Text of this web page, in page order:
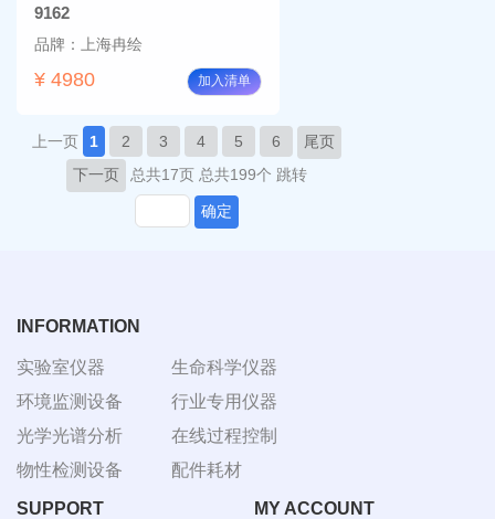
9162
品牌：上海冉绘
¥ 4980 加入清单
上一页 1 2 3 4 5 6
尾页
下一页
总共17页 总共199个 跳转
确定
INFORMATION
实验室仪器
环境监测设备
光学光谱分析
物性检测设备
生命科学仪器
行业专用仪器
在线过程控制
配件耗材
SUPPORT
MY ACCOUNT